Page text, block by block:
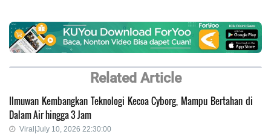
Related Article
Ilmuwan Kembangkan Teknologi Kecoa Cyborg, Mampu Bertahan di
Dalam Air hingga 3 Jam
Viral|July 10, 2026 22:30:00